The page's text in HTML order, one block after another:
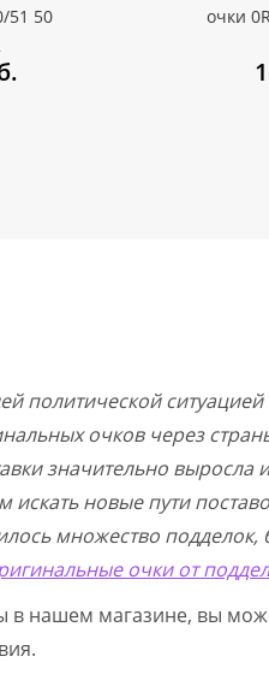
51 50 очки
политической
очков через
значительно выросла
новые пути
множество подделок,
очки от
нашем магазине, вы